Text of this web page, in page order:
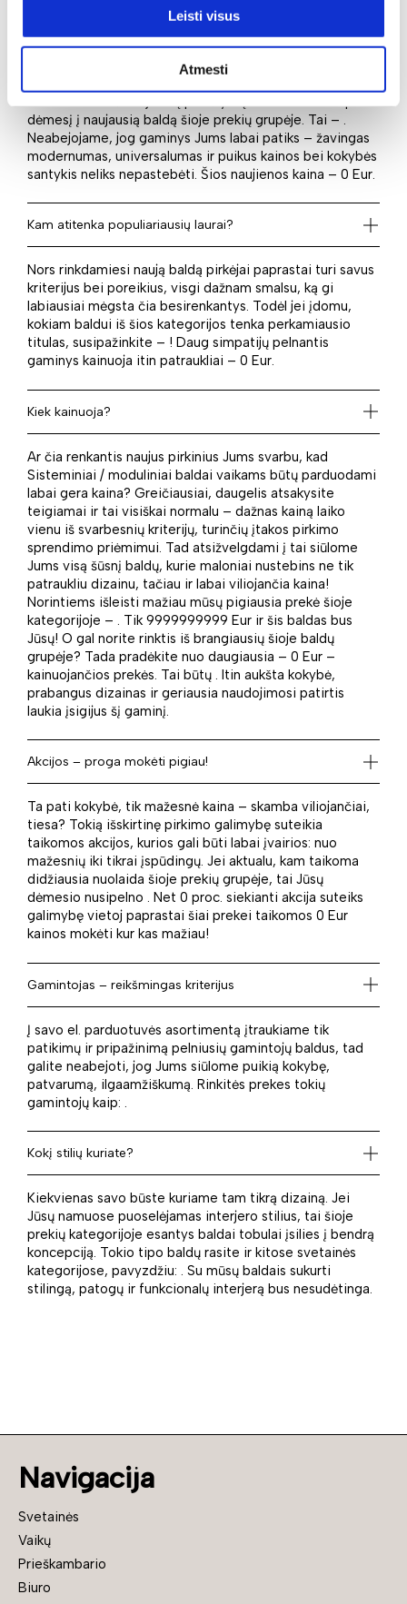
Leisti visus
Atmesti
dėmesį į naujausią baldą šioje prekių grupėje. Tai – .
Neabejojame, jog gaminys Jums labai patiks – žavingas
modernumas, universalumas ir puikus kainos bei kokybės
santykis neliks nepastebėti. Šios naujienos kaina – 0 Eur.
Kam atitenka populiariausių laurai?
Nors rinkdamiesi naują baldą pirkėjai paprastai turi savus
kriterijus bei poreikius, visgi dažnam smalsu, ką gi
labiausiai mėgsta čia besirenkantys. Todėl jei įdomu,
kokiam baldui iš šios kategorijos tenka perkamiausio
titulas, susipažinkite – ! Daug simpatijų pelnantis
gaminys kainuoja itin patraukliai – 0 Eur.
Kiek kainuoja?
Ar čia renkantis naujus pirkinius Jums svarbu, kad
Sisteminiai / moduliniai baldai vaikams būtų parduodami
labai gera kaina? Greičiausiai, daugelis atsakysite
teigiamai ir tai visiškai normalu – dažnas kainą laiko
vienu iš svarbesnių kriterijų, turinčių įtakos pirkimo
sprendimo priėmimui. Tad atsižvelgdami į tai siūlome
Jums visą šūsnį baldų, kurie maloniai nustebins ne tik
patraukliu dizainu, tačiau ir labai viliojančia kaina!
Norintiems išleisti mažiau mūsų pigiausia prekė šioje
kategorijoje – . Tik 9999999999 Eur ir šis baldas bus
Jūsų! O gal norite rinktis iš brangiausių šioje baldų
grupėje? Tada pradėkite nuo daugiausia – 0 Eur –
kainuojančios prekės. Tai būtų . Itin aukšta kokybė,
prabangus dizainas ir geriausia naudojimosi patirtis
laukia įsigijus šį gaminį.
Akcijos – proga mokėti pigiau!
Ta pati kokybė, tik mažesnė kaina – skamba viliojančiai,
tiesa? Tokią išskirtinę pirkimo galimybę suteikia
taikomos akcijos, kurios gali būti labai įvairios: nuo
mažesnių iki tikrai įspūdingų. Jei aktualu, kam taikoma
didžiausia nuolaida šioje prekių grupėje, tai Jūsų
dėmesio nusipelno . Net 0 proc. siekianti akcija suteiks
galimybę vietoj paprastai šiai prekei taikomos 0 Eur
kainos mokėti kur kas mažiau!
Gamintojas – reikšmingas kriterijus
Į savo el. parduotuvės asortimentą įtraukiame tik
patikimų ir pripažinimą pelniusių gamintojų baldus, tad
galite neabejoti, jog Jums siūlome puikią kokybę,
patvarumą, ilgaamžiškumą. Rinkitės prekes tokių
gamintojų kaip: .
Kokį stilių kuriate?
Kiekvienas savo būste kuriame tam tikrą dizainą. Jei
Jūsų namuose puoselėjamas interjero stilius, tai šioje
prekių kategorijoje esantys baldai tobulai įsilies į bendrą
koncepciją. Tokio tipo baldų rasite ir kitose svetainės
kategorijose, pavyzdžiu: . Su mūsų baldais sukurti
stilingą, patogų ir funkcionalų interjerą bus nesudėtinga.
Navigacija
Svetainės
Vaikų
Prieškambario
Biuro